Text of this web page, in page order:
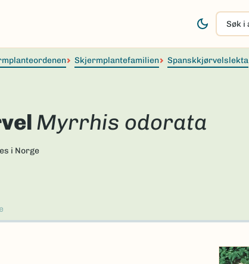
Søk
i
arter
og
Skjermplantefamilien Spanskkjørvelslekta
Myrrhis odorata
i Norge